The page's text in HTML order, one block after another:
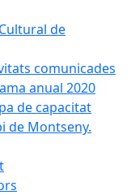
de
comunicades
anual 2020
de capacitat
de Montseny.